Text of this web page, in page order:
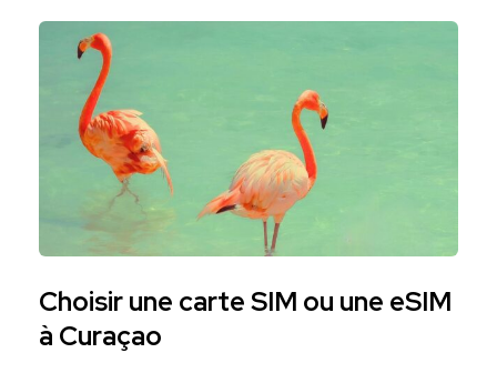
Choisir une carte SIM ou une eSIM
à Curaçao